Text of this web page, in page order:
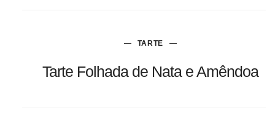
TARTE
Tarte Folhada de Nata e Amêndoa